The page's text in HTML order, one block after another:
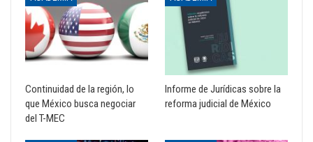
Continuidad de la región, lo
que México busca negociar
del T-MEC
Informe de Jurídicas sobre la
reforma judicial de México